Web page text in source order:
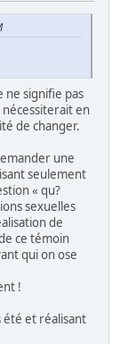
ne signifie pas
en
de changer.
une
seulement
« qu?
sexuelles
de
ce témoin
qui on ose
!
été et réalisant